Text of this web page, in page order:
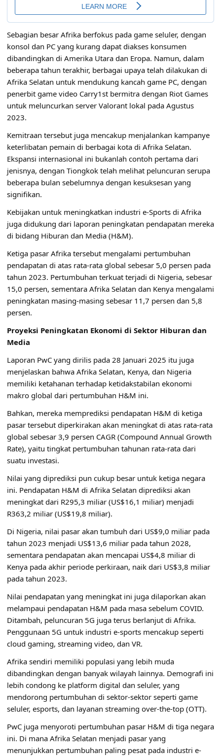
Sebagian besar Afrika berfokus pada game seluler, dengan
konsol dan PC yang kurang dapat diakses konsumen
dibandingkan di Amerika Utara dan Eropa. Namun, dalam
beberapa tahun terakhir, berbagai upaya telah dilakukan di
Afrika Selatan untuk mendukung kancah game PC, dengan
penerbit game video Carry1st bermitra dengan Riot Games
untuk meluncurkan server Valorant lokal pada Agustus
2023.
Kemitraan tersebut juga mencakup menjalankan kampanye
keterlibatan pemain di berbagai kota di Afrika Selatan.
Ekspansi internasional ini bukanlah contoh pertama dari
jenisnya, dengan Tiongkok telah melihat peluncuran serupa
beberapa bulan sebelumnya dengan kesuksesan yang
signifikan.
Kebijakan untuk meningkatkan industri e-Sports di Afrika
juga didukung dari laporan peningkatan pendapatan mereka
di bidang Hiburan dan Media (H&M).
Ketiga pasar Afrika tersebut mengalami pertumbuhan
pendapatan di atas rata-rata global sebesar 5,0 persen pada
tahun 2023. Pertumbuhan terkuat terjadi di Nigeria, sebesar
15,0 persen, sementara Afrika Selatan dan Kenya mengalami
peningkatan masing-masing sebesar 11,7 persen dan 5,8
persen.
Proyeksi Peningkatan Ekonomi di Sektor Hiburan dan
Media
Laporan PwC yang dirilis pada 28 Januari 2025 itu juga
menjelaskan bahwa Afrika Selatan, Kenya, dan Nigeria
memiliki ketahanan terhadap ketidakstabilan ekonomi
makro global dari pertumbuhan H&M ini.
Bahkan, mereka memprediksi pendapatan H&M di ketiga
pasar tersebut diperkirakan akan meningkat di atas rata-rata
global sebesar 3,9 persen CAGR (Compound Annual Growth
Rate), yaitu tingkat pertumbuhan tahunan rata-rata dari
suatu investasi.
Nilai yang diprediksi pun cukup besar untuk ketiga negara
ini. Pendapatan H&M di Afrika Selatan diprediksi akan
meningkat dari R295,3 miliar (US$16,1 miliar) menjadi
R363,2 miliar (US$19,8 miliar).
Di Nigeria, nilai pasar akan tumbuh dari US$9,0 miliar pada
tahun 2023 menjadi US$13,6 miliar pada tahun 2028,
sementara pendapatan akan mencapai US$4,8 miliar di
Kenya pada akhir periode perkiraan, naik dari US$3,8 miliar
pada tahun 2023.
Nilai pendapatan yang meningkat ini juga dilaporkan akan
melampaui pendapatan H&M pada masa sebelum COVID.
Ditambah, peluncuran 5G juga terus berlanjut di Afrika.
Penggunaan 5G untuk industri e-sports mencakup seperti
cloud gaming, streaming video, dan VR.
Afrika sendiri memiliki populasi yang lebih muda
dibandingkan dengan banyak wilayah lainnya. Demografi ini
lebih condong ke platform digital dan seluler, yang
mendorong pertumbuhan di sektor-sektor seperti game
seluler, esports, dan layanan streaming over-the-top (OTT).
PwC juga menyoroti pertumbuhan pasar H&M di tiga negara
ini. Di mana Afrika Selatan menjadi pasar yang
menunjukkan pertumbuhan paling pesat pada industri e-